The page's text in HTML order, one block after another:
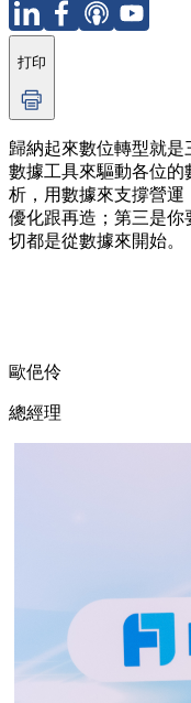
打印
歸納起來數位轉型就是
數據工具來驅動各位
析，用數據來支撐營
優化跟再造；第三是
切都是從數據來開始。
歐俋伶
總經理